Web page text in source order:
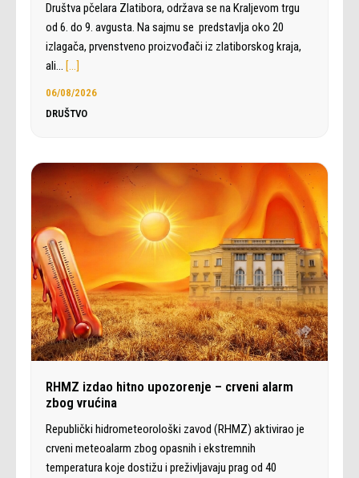
Društva pčelara Zlatibora, održava se na Kraljevom trgu
od 6. do 9. avgusta. Na sajmu se predstavlja oko 20
izlagača, prvenstveno proizvođači iz zlatiborskog kraja,
ali… […]
06/08/2026
DRUŠTVO
RHMZ izdao hitno upozorenje – crveni alarm
zbog vrućina
Republički hidrometeorološki zavod (RHMZ) aktivirao je
crveni meteoalarm zbog opasnih i ekstremnih
temperatura koje dostižu i preživljavaju prag od 40